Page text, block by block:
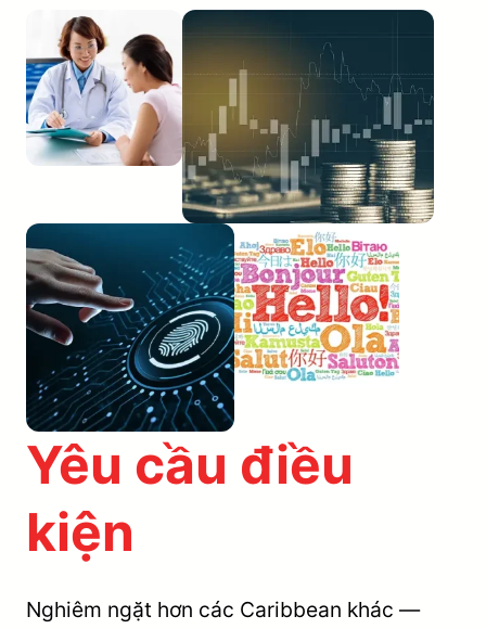
Yêu cầu điều
kiện
Nghiêm ngặt hơn các Caribbean khác —